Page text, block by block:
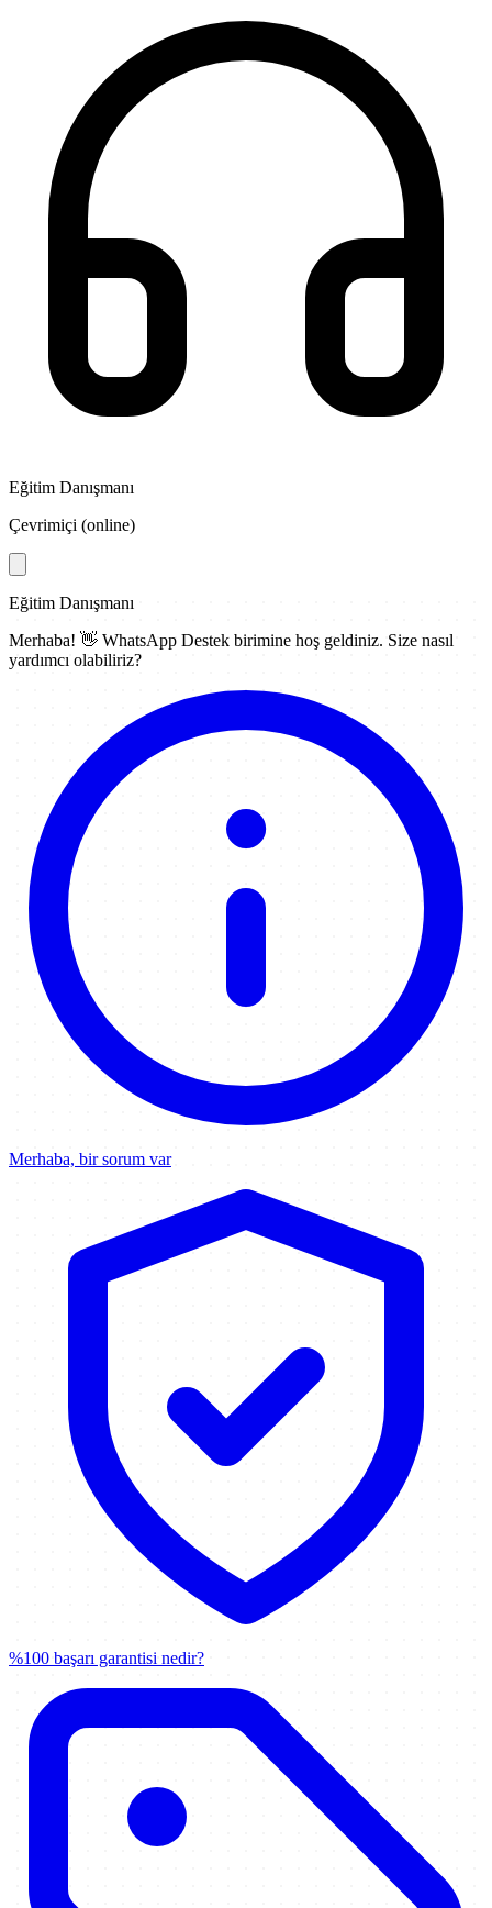
Eğitim Danışmanı
Çevrimiçi (online)
Eğitim Danışmanı
Merhaba! 👋 WhatsApp Destek birimine hoş geldiniz. Size nasıl
yardımcı olabiliriz?
Merhaba, bir sorum var
%100 başarı garantisi nedir?